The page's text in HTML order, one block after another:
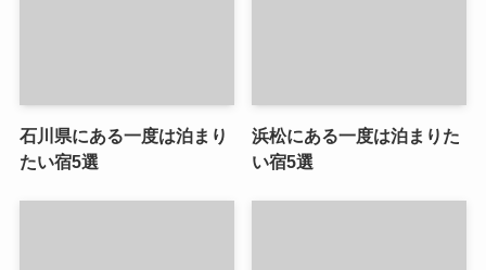
石川県にある一度は泊まり
たい宿5選
浜松にある一度は泊まりた
い宿5選